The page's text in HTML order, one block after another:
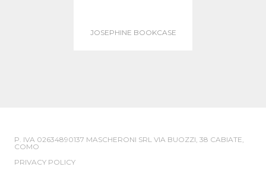
JOSEPHINE BOOKCASE
P. IVA 02634890137 MASCHERONI SRL VIA BUOZZI, 38 CABIATE,
COMO
PRIVACY POLICY